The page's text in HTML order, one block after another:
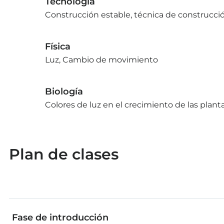
Construcción estable, técnica de
Física
Luz, Cambio de movimiento
Biología
Colores de luz en el crecimiento de las
Plan de clases
Fase de introducción